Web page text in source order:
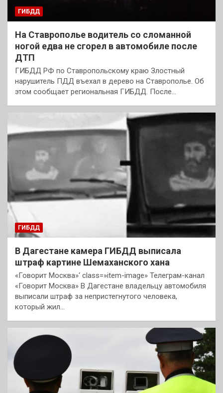
ГИБДД
На Ставрополье водитель со сломанной
ногой едва не сгорел в автомобиле после
ДТП
ГИБДД РФ по Ставропольскому краю Злостный
нарушитель ПДД въехал в дерево на Ставрополье. Об
этом сообщает региональная ГИБДД. После…
ГИБДД
В Дагестане камера ГИБДД выписала
штраф картине Шемаханского хана
«Говорит Москва»‘ class=»item-image» Телеграм-канал
«Говорит Москва» В Дагестане владельцу автомобиля
выписали штраф за непристегнутого человека,
который жил…